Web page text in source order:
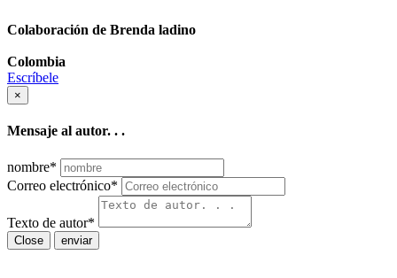
Colaboración de Brenda ladino
Colombia
Escríbele
×
Mensaje al autor. . .
nombre*
Correo electrónico*
Texto de autor*
Close enviar